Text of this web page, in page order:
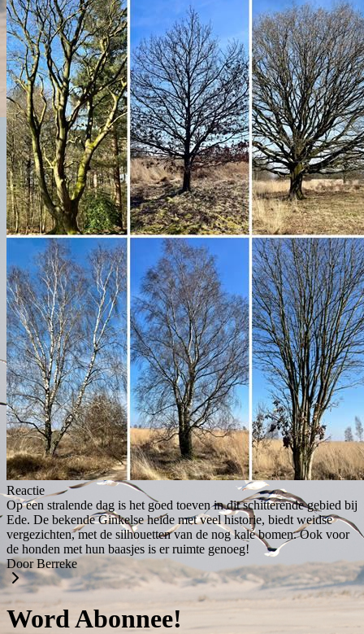
Reactie
Op een stralende dag is het goed toeven in dit schitterende gebied bij
Ede. De bekende Ginkelse heide met veel historie, biedt weidse
vergezichten, met de silhouetten van de nog kale bomen. Ook voor
de honden met hun baasjes is er ruimte genoeg!
Door Berreke
Word Abonnee!